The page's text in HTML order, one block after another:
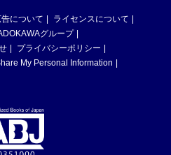
告について
ライセンスについて
グループ
プライバシーポリシー
My Personal Information